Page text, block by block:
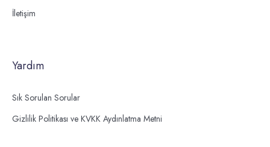
İletişim
Yardım
Sık Sorulan Sorular
Gizlilik Politikası ve KVKK Aydınlatma Metni